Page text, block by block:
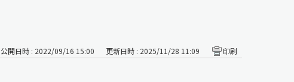
公開日時 : 2022/09/16 15:00 更新日時 : 2025/11/28 11:09 印刷